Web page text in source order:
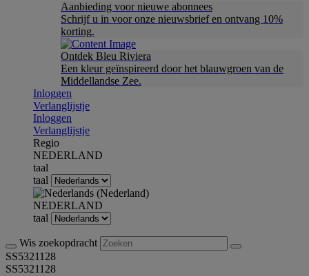
Aanbieding voor nieuwe abonnees
Schrijf u in voor onze nieuwsbrief en ontvang 10%
korting.
Ontdek Bleu Riviera
Een kleur geïnspireerd door het blauwgroen van de
Middellandse Zee.
Inloggen
Verlanglijstje
Inloggen
Verlanglijstje
Regio
NEDERLAND
taal
taal
NEDERLAND
taal
Wis zoekopdracht
SS5321128
SS5321128